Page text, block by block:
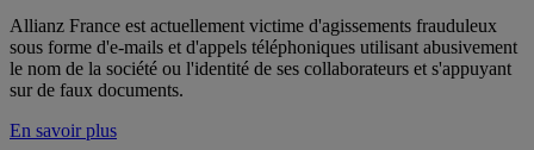
Allianz France est actuellement victime d'agissements frauduleux
sous forme d'e-mails et d'appels téléphoniques utilisant abusivement
le nom de la société ou l'identité de ses collaborateurs et s'appuyant
sur de faux documents.
En savoir plus